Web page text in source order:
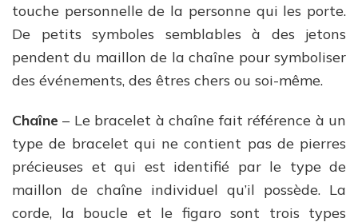
touche personnelle de la personne qui les porte.
De petits symboles semblables à des jetons
pendent du maillon de la chaîne pour symboliser
des événements, des êtres chers ou soi-même.
Chaîne – Le bracelet à chaîne fait référence à un
type de bracelet qui ne contient pas de pierres
précieuses et qui est identifié par le type de
maillon de chaîne individuel qu’il possède. La
corde, la boucle et le figaro sont trois types